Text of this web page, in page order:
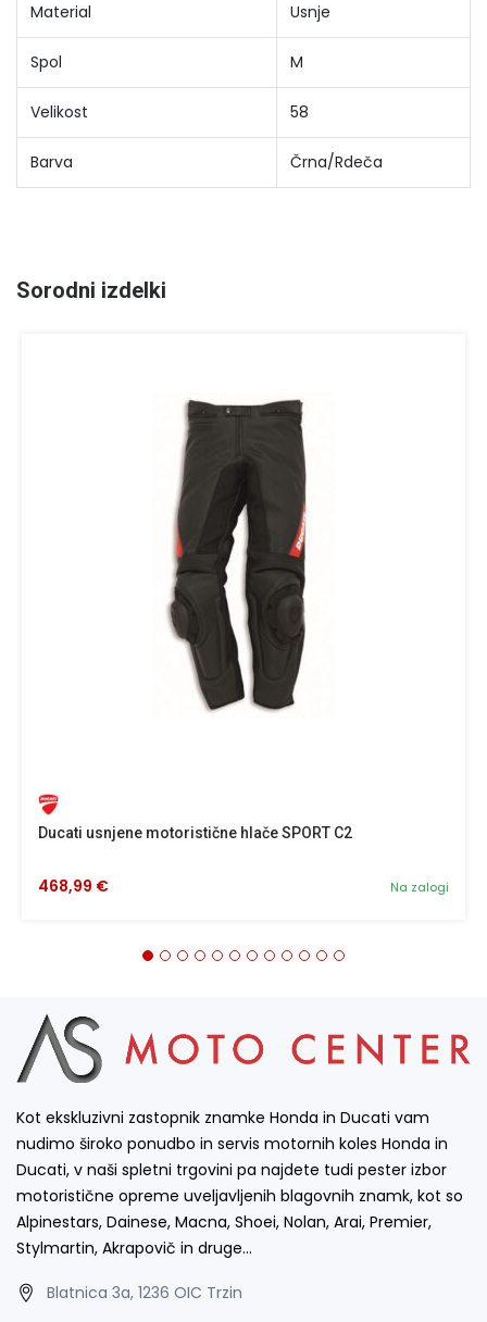
Material Usnje
Spol M
Velikost 58
Barva Črna/Rdeča
Sorodni izdelki
Ducati usnjene motoristične hlače SPORT C2
Na zalogi
468,99 €
Kot ekskluzivni zastopnik znamke Honda in Ducati vam
nudimo široko ponudbo in servis motornih koles Honda in
Ducati, v naši spletni trgovini pa najdete tudi pester izbor
motoristične opreme uveljavljenih blagovnih znamk, kot so
Alpinestars, Dainese, Macna, Shoei, Nolan, Arai, Premier,
Stylmartin, Akrapovič in druge…
Blatnica 3a, 1236 OIC Trzin